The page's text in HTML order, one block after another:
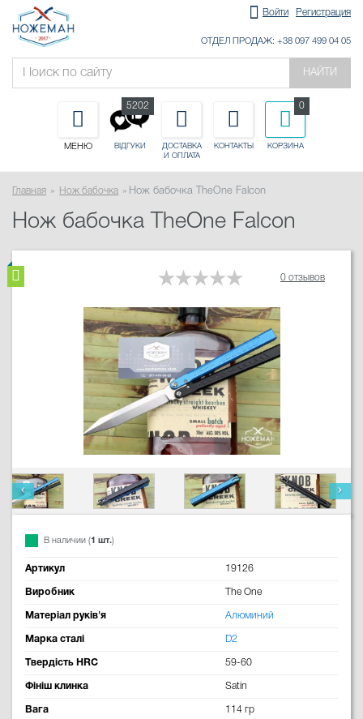
Войти Регистрация
ОТДЕЛ ПРОДАЖ: +38 097 499 04 05
НАЙТИ
МЕНЮ ВІДГУКИ
5202
ДОСТАВКА
И ОПЛАТА
КОНТАКТЫ КОРЗИНА
0
Главная Нож бабочка Нож бабочка TheOne Falcon
Нож бабочка TheOne Falcon
0 отзывов
В наличии (1 шт.)
Артикул 19126
Виробник The One
Матеріал руків'я Алюминий
Марка сталі D2
Твердість HRC 59-60
Фініш клинка Satin
Вага 114 гр